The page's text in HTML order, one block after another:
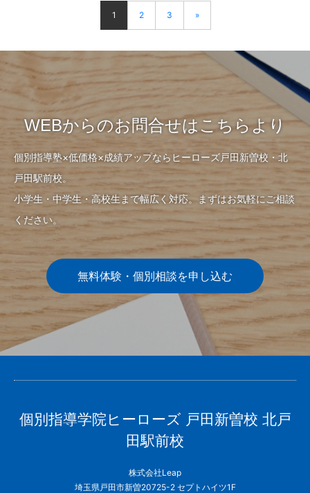
1 2 3 »
WEBからのお問合せはこちらより
個別指導塾×低価格×成績アップならヒーローズ戸田新曽校・北
戸田駅前校。
小学生・中学生・高校生まで幅広く対応。まずはお気軽にご相談
ください。
無料体験・個別相談を申し込む
個別指導学院ヒーローズ 戸田新曽校 北戸
田駅前校
株式会社Leap
埼玉県戸田市新曽20725-2 セプトハイツ1F